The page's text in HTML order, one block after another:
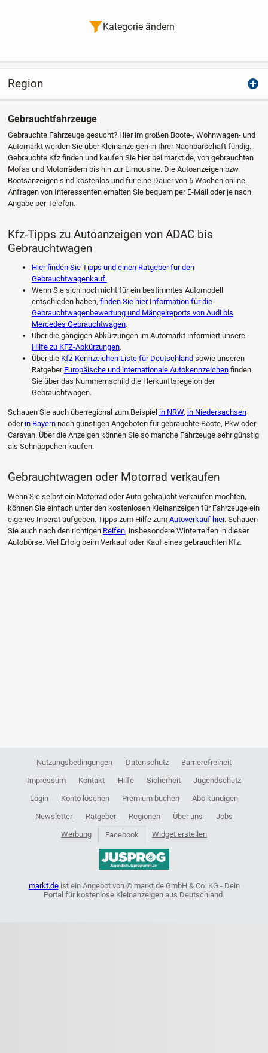
Kategorie ändern
Region
Gebrauchtfahrzeuge
Gebrauchte Fahrzeuge gesucht? Hier im großen Boote-, Wohnwagen- und
Automarkt werden Sie über Kleinanzeigen in Ihrer Nachbarschaft fündig.
Gebrauchte Kfz finden und kaufen Sie hier bei markt.de, von gebrauchten
Mofas und Motorrädern bis hin zur Limousine. Die Autoanzeigen bzw.
Bootsanzeigen sind kostenlos und für eine Dauer von 6 Wochen online.
Anfragen von Interessenten erhalten Sie bequem per E-Mail oder je nach
Angabe per Telefon.
Kfz-Tipps zu Autoanzeigen von ADAC bis
Gebrauchtwagen
Hier finden Sie Tipps und einen Ratgeber für den
Gebrauchtwagenkauf.
Wenn Sie sich noch nicht für ein bestimmtes Automodell
entschieden haben, finden Sie hier Information für die
Gebrauchtwagenbewertung und Mängelreports von Audi bis
Mercedes Gebrauchtwagen.
Über die gängigen Abkürzungen im Automarkt informiert unsere
Hilfe zu KFZ-Abkürzungen.
Über die Kfz-Kennzeichen Liste für Deutschland sowie unseren
Ratgeber Europäische und internationale Autokennzeichenfinden
Sie über das Nummernschild die Herkunftsregeion der
Gebrauchtwagen.
Schauen Sie auch überregional zum Beispiel in NRW, in Niedersachsen
oder in Bayernnach günstigen Angeboten für gebrauchte Boote, Pkw oder
Caravan. Über die Anzeigen können Sie so manche Fahrzeuge sehr günstig
als Schnäppchen kaufen.
Gebrauchtwagen oder Motorrad verkaufen
Wenn Sie selbst ein Motorrad oder Auto gebraucht verkaufen möchten,
können Sie einfach unter den kostenlosen Kleinanzeigen für Fahrzeuge ein
eigenes Inserat aufgeben. Tipps zum Hilfe zum Autoverkauf hier. Schauen
Sie auch nach den richtigen Reifen, insbesondere Winterreifen in dieser
Autobörse. Viel Erfolg beim Verkauf oder Kauf eines gebrauchten Kfz.
Nutzungsbedingungen Datenschutz
Barrierefreiheit
Impressum
Kontakt Hilfe Sicherheit
Jugendschutz
Login
Konto löschen Premium buchen
Abo kündigen
Newsletter
Ratgeber Regionen Über uns
Jobs
Werbung
Facebook Widget erstellen
markt.deist ein Angebot von © markt.de GmbH & Co. KG - Dein
Portal für kostenlose Kleinanzeigen aus Deutschland.